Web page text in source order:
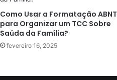
Como Usar a Formatação ABNT
para Organizar um TCC Sobre
Saúda da Família?
fevereiro 16, 2025